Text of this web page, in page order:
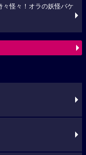
怪々！オラの妖怪バケ